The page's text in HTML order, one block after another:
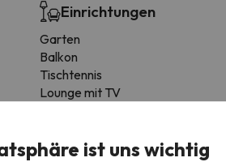
Einrichtungen
Garten
Balkon
Tischtennis
Lounge mit TV
ist uns wichtig